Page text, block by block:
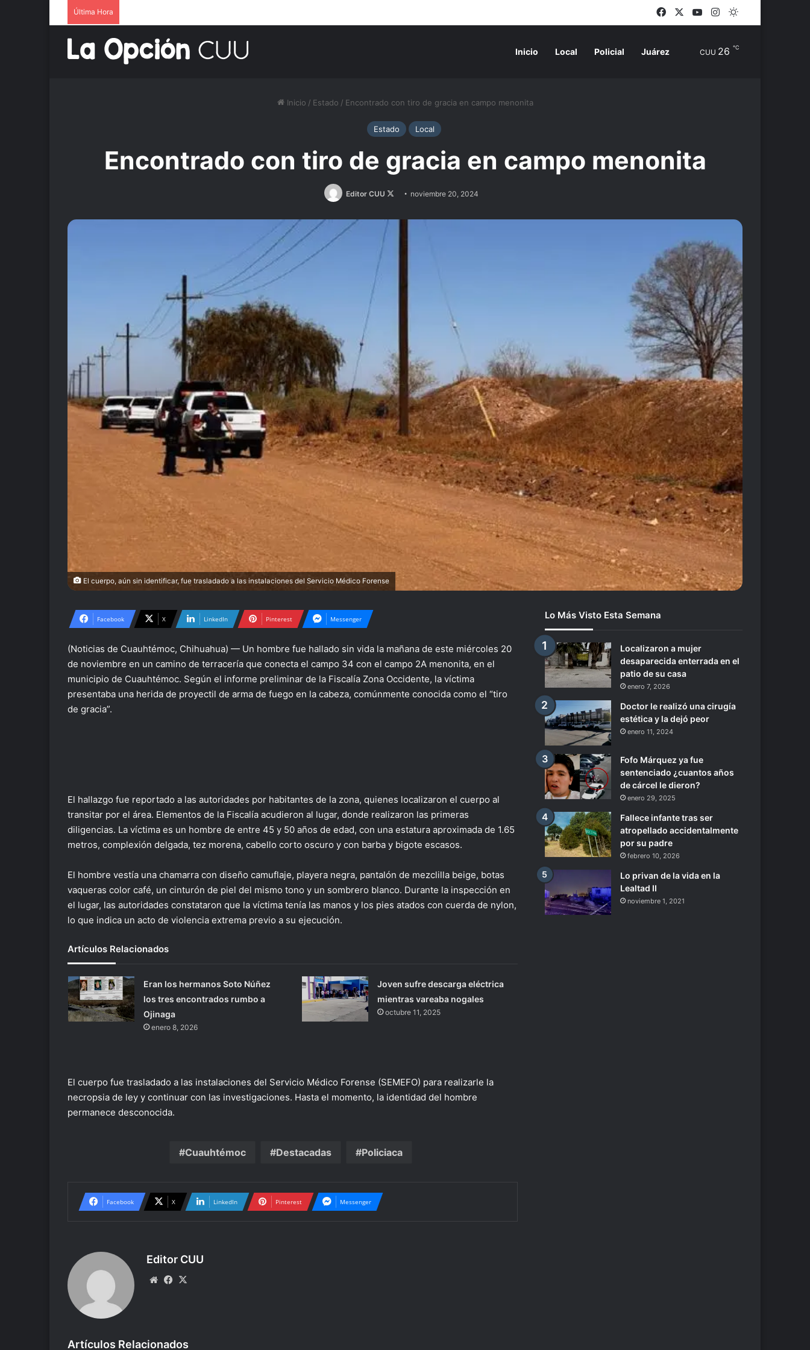
Última Hora FacebookYouTubeInstagramSwitch skin
Inicio Local Policial Juárez CUU 26 ℃
Inicio / Estado / Encontrado con tiro de gracia en campo menonita
Estado Local
Encontrado con tiro de gracia en campo menonita
Editor CUU
Follow
X
noviembre 20, 2024
El cuerpo, aún sin identificar, fue trasladado a las instalaciones del Servicio Médico Forense
Facebook X LinkedIn Pinterest Messenger
(Noticias de Cuauhtémoc, Chihuahua) — Un hombre fue hallado sin vida la mañana de este miércoles 20
de noviembre en un camino de terracería que conecta el campo 34 con el campo 2A menonita, en el
municipio de Cuauhtémoc. Según el informe preliminar de la Fiscalía Zona Occidente, la víctima
presentaba una herida de proyectil de arma de fuego en la cabeza, comúnmente conocida como el “tiro
de gracia”.
El hallazgo fue reportado a las autoridades por habitantes de la zona, quienes localizaron el cuerpo al
transitar por el área. Elementos de la Fiscalía acudieron al lugar, donde realizaron las primeras
diligencias. La víctima es un hombre de entre 45 y 50 años de edad, con una estatura aproximada de 1.65
metros, complexión delgada, tez morena, cabello corto oscuro y con barba y bigote escasos.
El hombre vestía una chamarra con diseño camuflaje, playera negra, pantalón de mezclilla beige, botas
vaqueras color café, un cinturón de piel del mismo tono y un sombrero blanco. Durante la inspección en
el lugar, las autoridades constataron que la víctima tenía las manos y los pies atados con cuerda de nylon,
lo que indica un acto de violencia extrema previo a su ejecución.
Artículos Relacionados
Eran los hermanos Soto Núñez
los tres encontrados rumbo a
Ojinaga
enero 8, 2026
Joven sufre descarga eléctrica
mientras vareaba nogales
octubre 11, 2025
El cuerpo fue trasladado a las instalaciones del Servicio Médico Forense (SEMEFO) para realizarle la
necropsia de ley y continuar con las investigaciones. Hasta el momento, la identidad del hombre
permanece desconocida.
Cuauhtémoc Destacadas Policiaca
Facebook X LinkedIn Pinterest Messenger
Editor CUU
WebsiteFacebook
Lo Más Visto Esta Semana
Localizaron a mujer
desaparecida enterrada en el
patio de su casa
enero 7, 2026
Doctor le realizó una cirugía
estética y la dejó peor
enero 11, 2024
Fofo Márquez ya fue
sentenciado ¿cuantos años
de cárcel le dieron?
enero 29, 2025
Fallece infante tras ser
atropellado accidentalmente
por su padre
febrero 10, 2026
Lo privan de la vida en la
Lealtad II
noviembre 1, 2021
Artículos Relacionados